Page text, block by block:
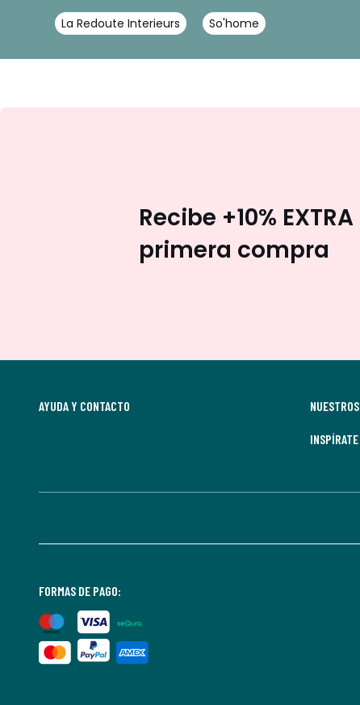
La Redoute Interieurs So'home
Recibe +10%
primera compra
AYUDA Y CONTACTO
INSPÍRATE
FORMAS DE PAGO: